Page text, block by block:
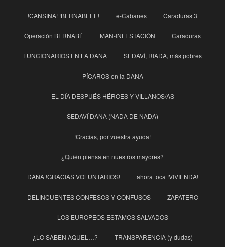
!CANSINA! !BERNABEEE! e-Cabanes Caraduras 3
Operación BERNABÉ MAN-INFESTACIÓN Caraduras
FUNCIONARIOS EN LA DANA SEDAVÍ, RIADA, más pobres
PÍCAROS en la DANA
EL DÍA DESPUÉS HÉROES Y VILLANOS/AS
SEDAVÍ DANA (NADA DE NADA)
!Gracias, por vuestra ayuda!
¿Quién piensa en nuestros mayores?
DANA !GRACIAS VOLUNTARIOS! ahora toca !VIVIENDA!
DELINCUENTES CONFESOS Y CONFUSOS ZAPATERO
LOS EUROPEOS ESTAMOS SALVADOS
¿LO SABEN AQUEL…? TRANSPARENCIA (y dudas)